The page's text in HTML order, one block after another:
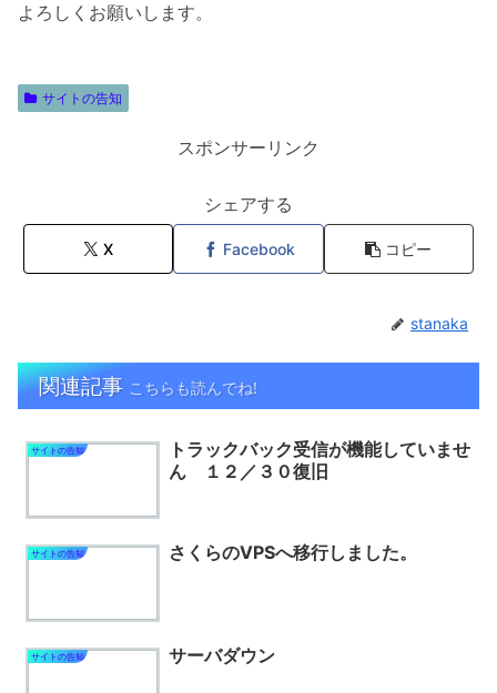
よろしくお願いします。
サイトの告知
スポンサーリンク
シェアする
X Facebook コピー
stanaka
関連記事 こちらも読んでね!
サイトの告知
トラックバック受信が機能していませ
ん １２／３０復旧
サイトの告知 さくらのVPSへ移行しました。
サイトの告知 サーバダウン